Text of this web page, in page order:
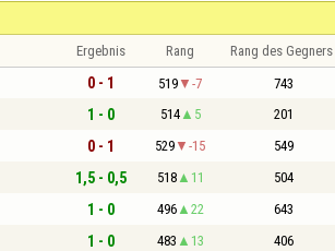
Ergebnis Rang Rang des Gegners
0 - 1 519 -7 743
1 - 0 514 5 201
0 - 1 529 -15 549
1,5 - 0,5 518 11 504
1 - 0 496 22 643
1 - 0 483 13 406